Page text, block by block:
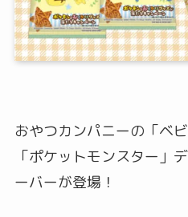
おやつカンパニーの「ベ
「ポケットモンスター」
ーバーが登場！